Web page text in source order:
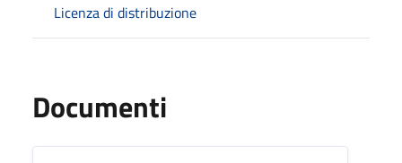
Licenza di distribuzione
Documenti